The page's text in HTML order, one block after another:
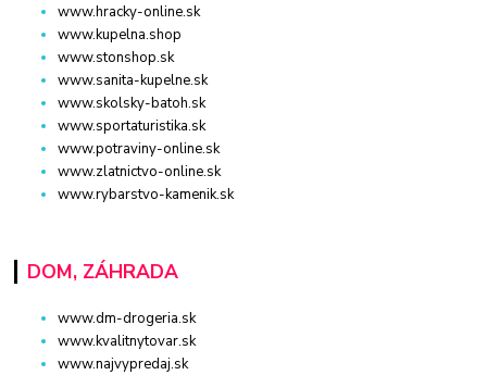
www.hracky-online.sk
www.kupelna.shop
www.stonshop.sk
www.sanita-kupelne.sk
www.skolsky-batoh.sk
www.sportaturistika.sk
www.potraviny-online.sk
www.zlatnictvo-online.sk
www.rybarstvo-kamenik.sk
DOM, ZÁHRADA
www.dm-drogeria.sk
www.kvalitnytovar.sk
www.najvypredaj.sk